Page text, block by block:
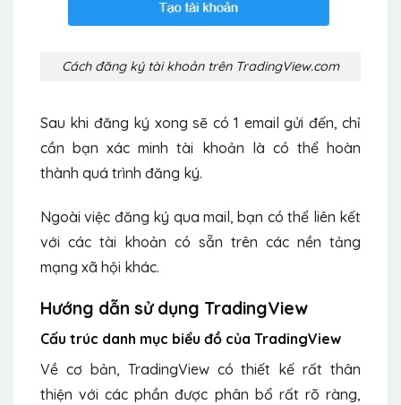
Cách đăng ký tài khoản trên TradingView.com
Sau khi đăng ký xong sẽ có 1 email gửi đến, chỉ
cần bạn xác minh tài khoản là có thể hoàn
thành quá trình đăng ký.
Ngoài việc đăng ký qua mail, bạn có thể liên kết
với các tài khoản có sẵn trên các nền tảng
mạng xã hội khác.
Hướng dẫn sử dụng TradingView
Cấu trúc danh mục biểu đồ của TradingView
Về cơ bản, TradingView có thiết kế rất thân
thiện với các phần được phân bổ rất rõ ràng,